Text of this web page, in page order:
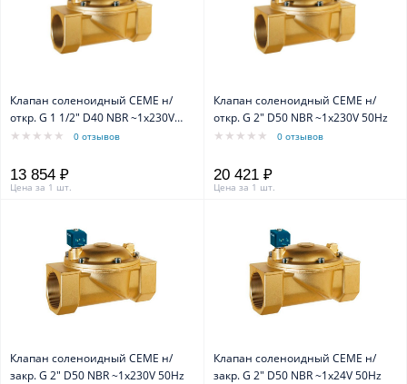
Клапан соленоидный CEME н/
откр. G 1 1/2" D40 NBR ~1x230V
50Hz
0 отзывов
13 854 ₽
Цена за 1 шт.
Клапан соленоидный CEME н/
откр. G 2" D50 NBR ~1x230V 50Hz
0 отзывов
20 421 ₽
Цена за 1 шт.
Клапан соленоидный CEME н/
закр. G 2" D50 NBR ~1x230V 50Hz
Клапан соленоидный CEME н/
закр. G 2" D50 NBR ~1x24V 50Hz